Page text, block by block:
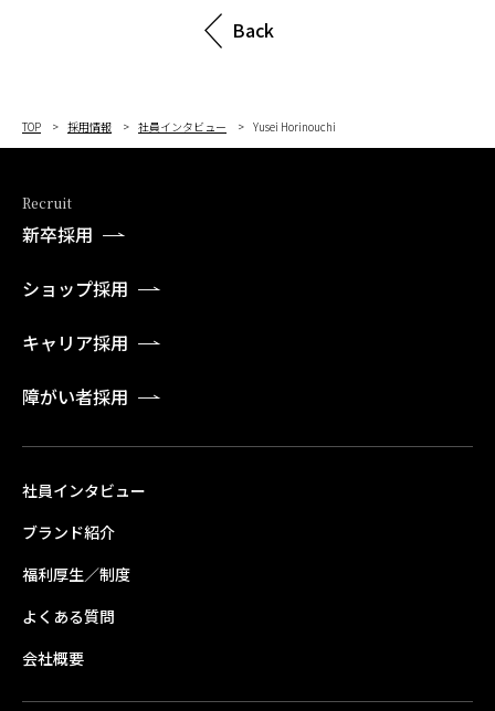
Back
TOP 採用情報 社員インタビュー Yusei Horinouchi
Recruit
新卒採用
ショップ採用
キャリア採用
障がい者採用
社員インタビュー
ブランド紹介
福利厚生／制度
よくある質問
会社概要